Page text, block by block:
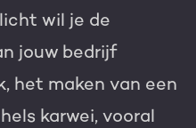
wil je de
jouw bedrijf
het maken van een
karwei, vooral